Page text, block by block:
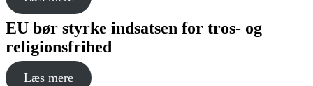
EU bør styrke indsatsen for tros- og
religionsfrihed
Læs mere